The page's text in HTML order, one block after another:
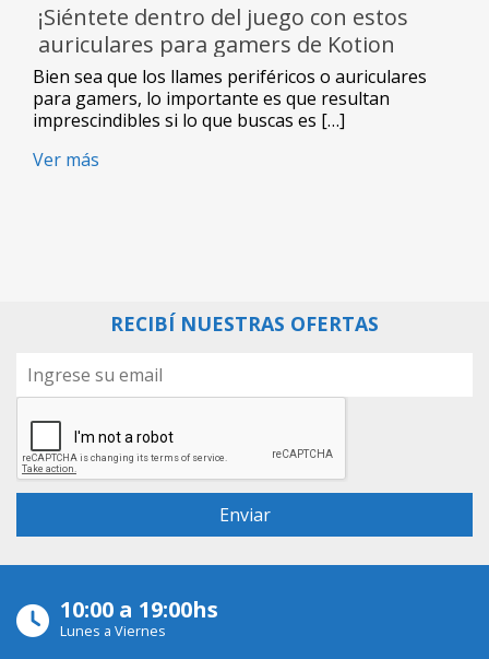
¡Siéntete dentro del juego con estos
auriculares para gamers de Kotion
Each!
Bien sea que los llames periféricos o auriculares
para gamers, lo importante es que resultan
imprescindibles si lo que buscas es […]
Ver más
RECIBÍ NUESTRAS OFERTAS
10:00 a 19:00hs
Lunes a Viernes